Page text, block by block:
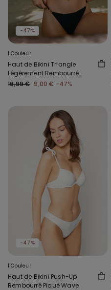
-47%
1 Couleur
Haut de Bikini Triangle
Légèrement Rembourré
Jewel Net
16,99 € 9,00 € -47%
-47%
1 Couleur
Haut de Bikini Push-Up
Rembourré Piqué Wave